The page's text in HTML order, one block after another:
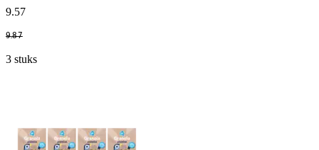
9.57
9.87
3 stuks